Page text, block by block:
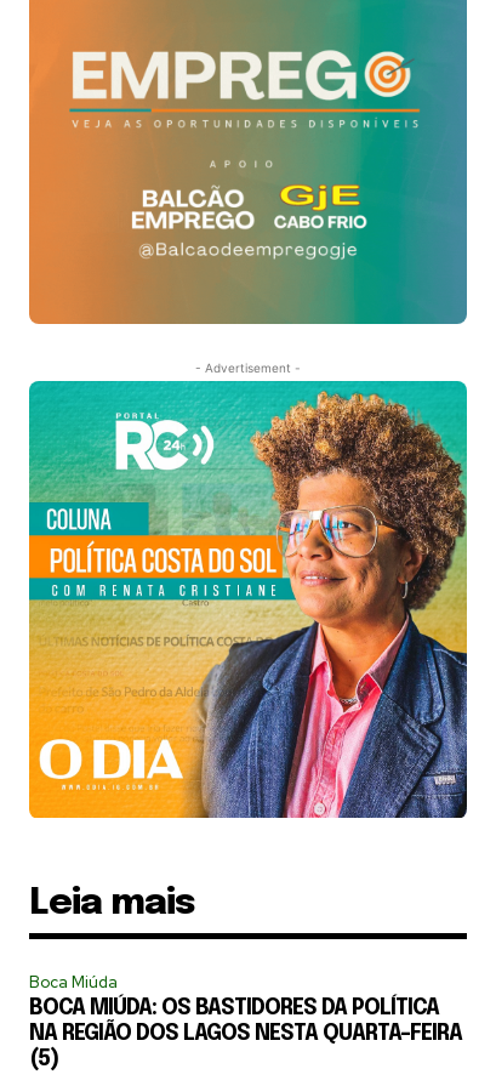
- Advertisement -
Leia mais
Boca Miúda
BOCA MIÚDA: OS BASTIDORES DA POLÍTICA
NA REGIÃO DOS LAGOS NESTA QUARTA-FEIRA
(5)